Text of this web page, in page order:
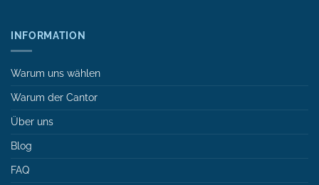
INFORMATION
Warum uns wählen
Warum der Cantor
Über uns
Blog
FAQ